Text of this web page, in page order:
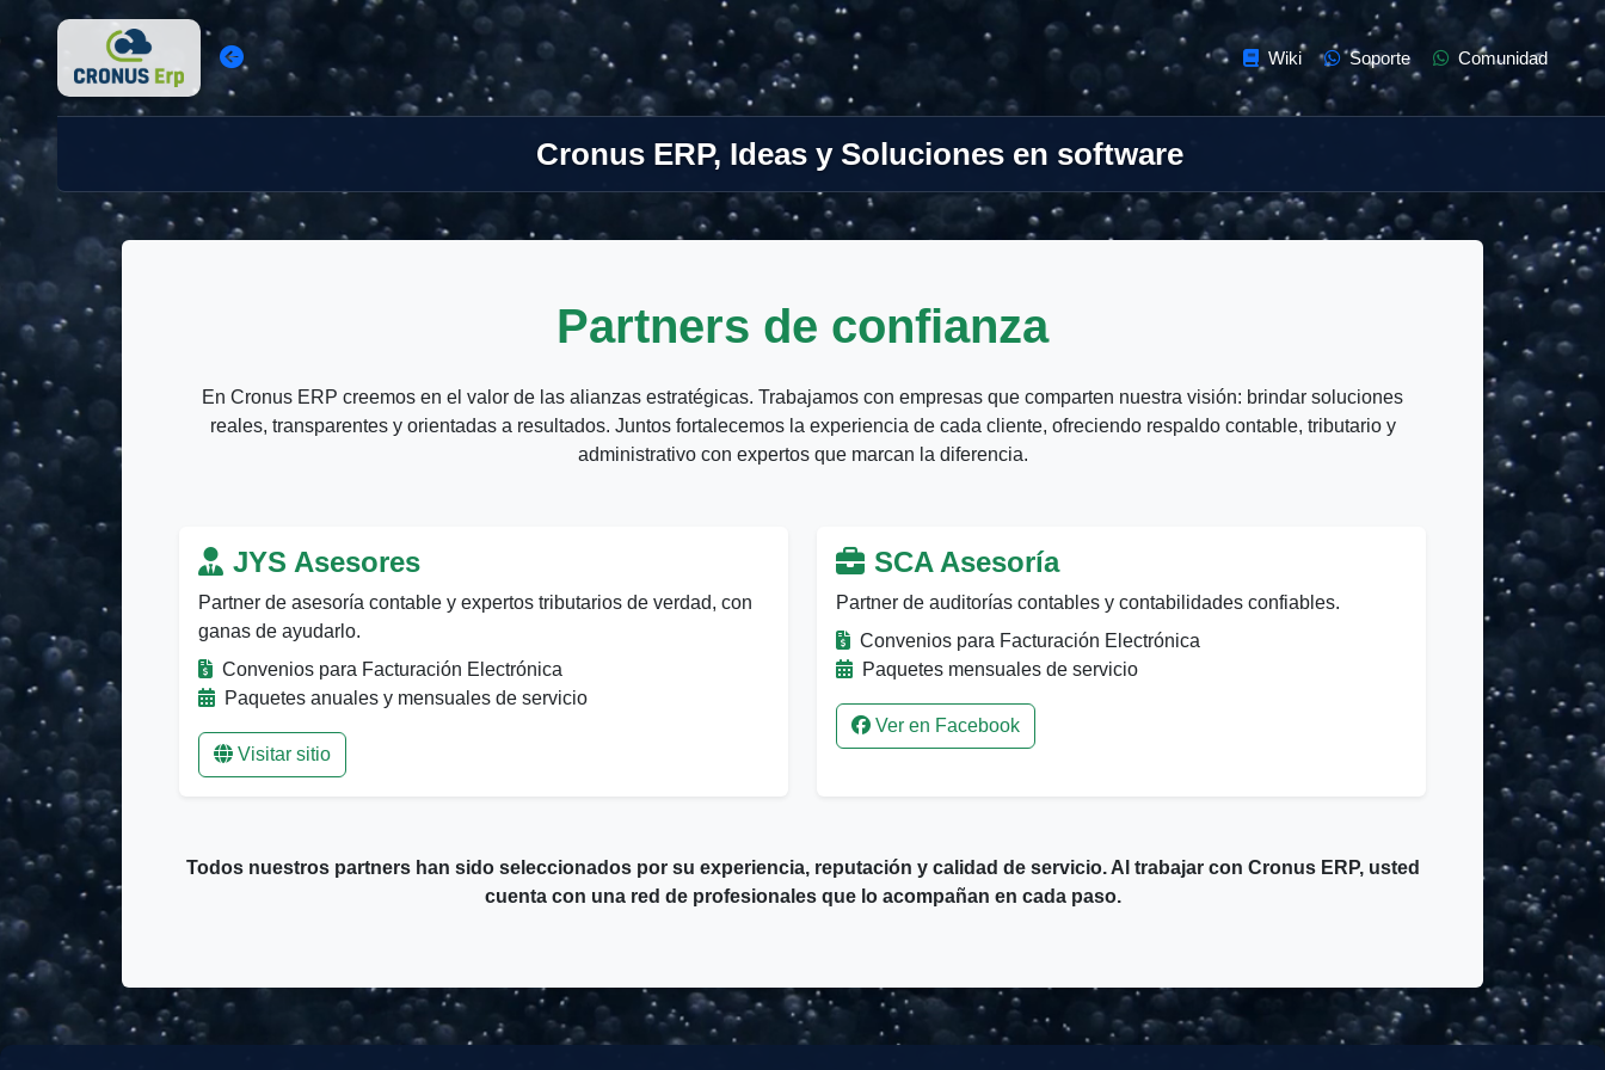
Wiki Soporte Comunidad
Cronus ERP, Ideas y Soluciones en software
Partners de confianza
En Cronus ERP creemos en el valor de las alianzas estratégicas. Trabajamos con empresas que comparten nuestra visión: brindar soluciones
reales, transparentes y orientadas a resultados. Juntos fortalecemos la experiencia de cada cliente, ofreciendo respaldo contable, tributario y
administrativo con expertos que marcan la diferencia.
JYS Asesores
Partner de asesoría contable y expertos tributarios de verdad, con
ganas de ayudarlo.
Convenios para Facturación Electrónica
Paquetes anuales y mensuales de servicio
Visitar sitio
SCA Asesoría
Partner de auditorías contables y contabilidades confiables.
Convenios para Facturación Electrónica
Paquetes mensuales de servicio
Ver en Facebook
Todos nuestros partners han sido seleccionados por su experiencia, reputación y calidad de servicio. Al trabajar con Cronus ERP, usted
cuenta con una red de profesionales que lo acompañan en cada paso.